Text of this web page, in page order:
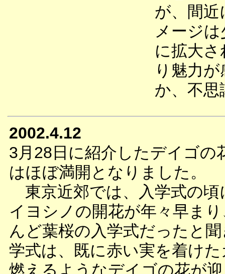
が、間
メージ
に拡大
り魅力
か、不
2002.4.12
3月28日に紹介したデイゴの
はほぼ満開となりました。
東京近郊では、入学式の頃
イヨシノの開花が年々早ま
んど葉桜の入学式だったと
学式は、既に赤い実を着け
燃えるようなデイゴの花が